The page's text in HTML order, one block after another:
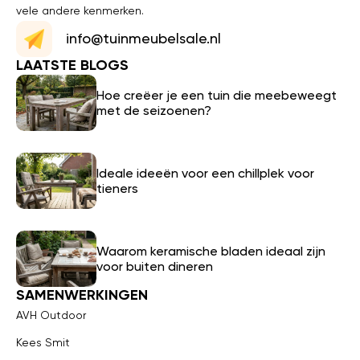
vele andere kenmerken.
info@tuinmeubelsale.nl
LAATSTE BLOGS
Hoe creëer je een tuin die meebeweegt
met de seizoenen?
Ideale ideeën voor een chillplek voor
tieners
Waarom keramische bladen ideaal zijn
voor buiten dineren
SAMENWERKINGEN
AVH Outdoor
Kees Smit